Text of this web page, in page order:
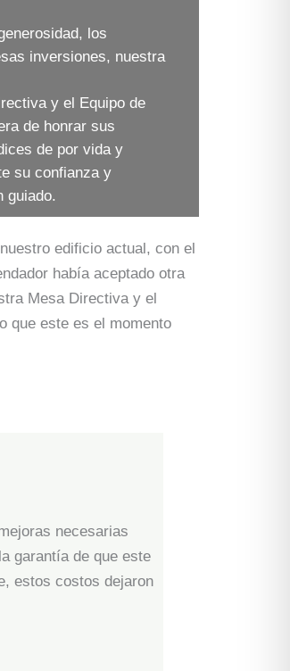
los
inversiones, nuestra
y el Equipo de
de honrar sus
de por vida y
su confianza y
guiado.
edificio actual, con el
había aceptado otra
Mesa Directiva y el
que este es el momento
necesarias
garantía de que este
estos costos dejaron